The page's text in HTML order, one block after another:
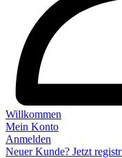
Willkommen
Mein Konto
Anmelden
Neuer Kunde? Jetzt